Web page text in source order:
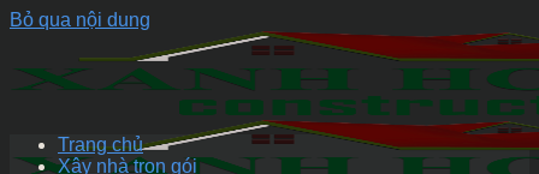
Bỏ qua nội dung
Trang chủ
Xây nhà trọn gói